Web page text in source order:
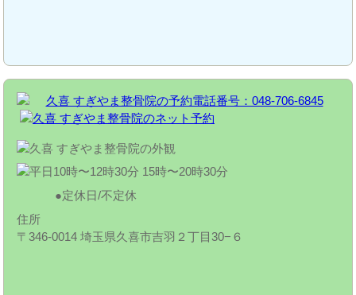
定休日/不定休
住所
〒346-0014 埼玉県久喜市吉羽２丁目30−６